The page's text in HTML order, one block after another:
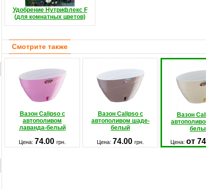
Удобрение Нутрифлекс F
(для комнатных цветов)
Смотрите также
Вазон Calipso с
автополивом
лаванда-белый
Вазон Calipso с
автополивом шаде-
белый
Вазон
Цена: 74.00 грн. Цена: 74.00 грн. Цена: от